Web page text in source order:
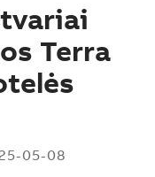
Terra
05-08